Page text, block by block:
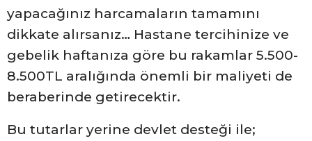
yapacağınız harcamaların tamamını
dikkate alırsanız… Hastane tercihinize ve
gebelik haftanıza göre bu rakamlar 5.500-
8.500TL aralığında önemli bir maliyeti de
beraberinde getirecektir.
Bu tutarlar yerine devlet desteği ile;